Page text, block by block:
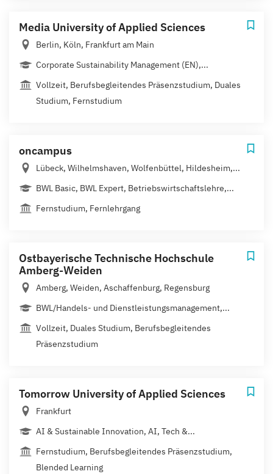
Media University of Applied Sciences
Berlin, Köln, Frankfurt am Main
Corporate Sustainability Management (EN),...
Vollzeit, Berufsbegleitendes Präsenzstudium, Duales
Studium, Fernstudium
oncampus
Lübeck, Wilhelmshaven, Wolfenbüttel, Hildesheim,...
BWL Basic, BWL Expert, Betriebswirtschaftslehre,...
Fernstudium, Fernlehrgang
Ostbayerische Technische Hochschule
Amberg-Weiden
Amberg, Weiden, Aschaffenburg, Regensburg
BWL/Handels- und Dienstleistungsmanagement,...
Vollzeit, Duales Studium, Berufsbegleitendes
Präsenzstudium
Tomorrow University of Applied Sciences
Frankfurt
AI & Sustainable Innovation, AI, Tech &...
Fernstudium, Berufsbegleitendes Präsenzstudium,
Blended Learning